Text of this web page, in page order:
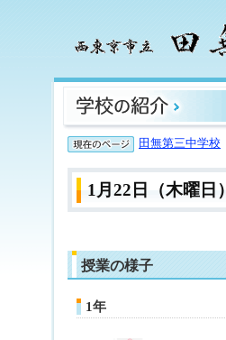
田無第三中学校
1月22日（木曜日）
授業の様子
1年